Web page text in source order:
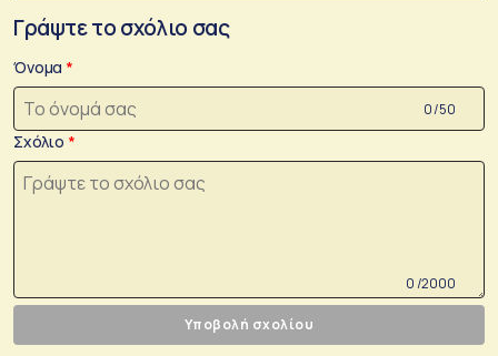
Γράψτε το σχόλιο σας
Όνομα
0 /50
Σχόλιο
0 /2000
Υποβολή σχολίου